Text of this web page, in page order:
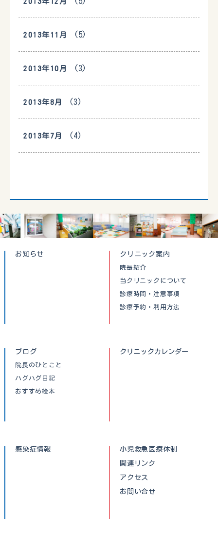
2013年11月 (5)
2013年10月 (3)
2013年8月 (3)
2013年7月 (4)
お知らせ クリニック案内
院長紹介
当クリニックについて
診療時間・注意事項
診療予約・利用方法
ブログ
院長のひとこと
ハグハグ日記
おすすめ絵本
クリニックカレンダー
感染症情報
小児救急医療体制
関連リンク
アクセス
お問い合せ